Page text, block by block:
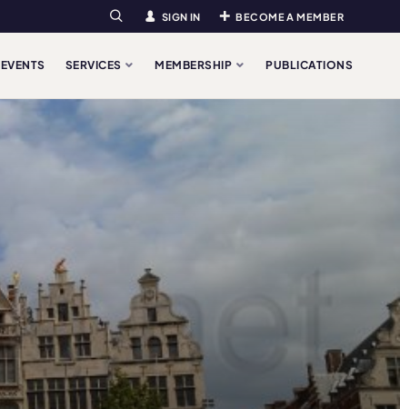
Search SIGN IN BECOME A MEMBER
EVENTS SERVICES MEMBERSHIP PUBLICATIONS